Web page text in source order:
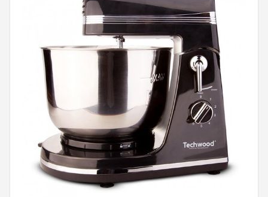
Staafmixers
Juicers
Shop
POPULAIRE MERKEN
Kenwood
Moulinex
KitchenAid